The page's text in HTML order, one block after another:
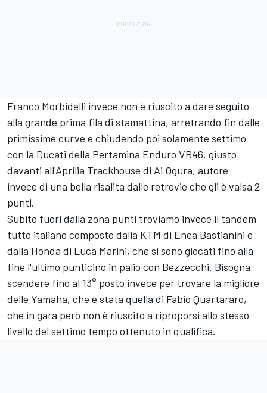
Franco Morbidelli invece non è riuscito a dare seguito
alla grande prima fila di stamattina, arretrando fin dalle
primissime curve e chiudendo poi solamente settimo
con la Ducati della Pertamina Enduro VR46, giusto
davanti all'Aprilia Trackhouse di Ai Ogura, autore
invece di una bella risalita dalle retrovie che gli è valsa 2
punti.
Subito fuori dalla zona punti troviamo invece il tandem
tutto italiano composto dalla KTM di Enea Bastianini e
dalla Honda di Luca Marini, che si sono giocati fino alla
fine l'ultimo punticino in palio con Bezzecchi. Bisogna
scendere fino al 13° posto invece per trovare la migliore
delle Yamaha, che è stata quella di Fabio Quartararo,
che in gara però non è riuscito a riproporsi allo stesso
livello del settimo tempo ottenuto in qualifica.